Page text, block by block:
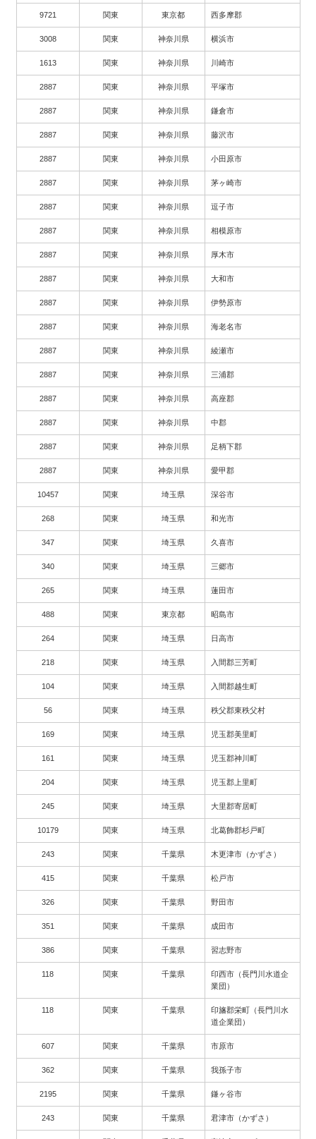
9721 関東 東京都 西多摩郡
3008 関東 神奈川県 横浜市
1613 関東 神奈川県 川崎市
2887 関東 神奈川県 平塚市
2887 関東 神奈川県 鎌倉市
2887 関東 神奈川県 藤沢市
2887 関東 神奈川県 小田原市
2887 関東 神奈川県 茅ヶ崎市
2887 関東 神奈川県 逗子市
2887 関東 神奈川県 相模原市
2887 関東 神奈川県 厚木市
2887 関東 神奈川県 大和市
2887 関東 神奈川県 伊勢原市
2887 関東 神奈川県 海老名市
2887 関東 神奈川県 綾瀬市
2887 関東 神奈川県 三浦郡
2887 関東 神奈川県 高座郡
2887 関東 神奈川県 中郡
2887 関東 神奈川県 足柄下郡
2887 関東 神奈川県 愛甲郡
10457 関東 埼玉県 深谷市
268 関東 埼玉県 和光市
347 関東 埼玉県 久喜市
340 関東 埼玉県 三郷市
265 関東 埼玉県 蓮田市
488 関東 東京都 昭島市
264 関東 埼玉県 日高市
218 関東 埼玉県 入間郡三芳町
104 関東 埼玉県 入間郡越生町
56 関東 埼玉県 秩父郡東秩父村
169 関東 埼玉県 児玉郡美里町
161 関東 埼玉県 児玉郡神川町
204 関東 埼玉県 児玉郡上里町
245 関東 埼玉県 大里郡寄居町
10179 関東 埼玉県 北葛飾郡杉戸町
243 関東 千葉県 木更津市（かずさ）
415 関東 千葉県 松戸市
326 関東 千葉県 野田市
351 関東 千葉県 成田市
386 関東 千葉県 習志野市
118 関東 千葉県
印西市（長門川水道企
業団）
118 関東 千葉県
印旛郡栄町（長門川水
道企業団）
607 関東 千葉県 市原市
362 関東 千葉県 我孫子市
2195 関東 千葉県 鎌ヶ谷市
243 関東 千葉県 君津市（かずさ）